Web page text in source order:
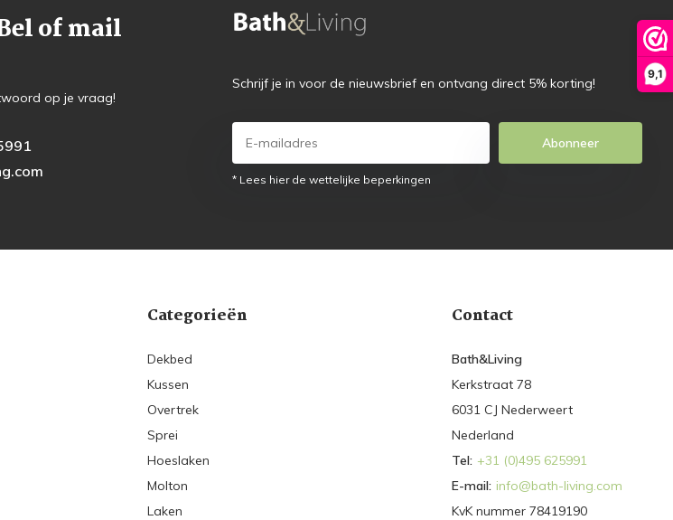
9,1
of mail
op je vraag!
Schrijf je in voor de nieuwsbrief en ontvang direct 5% korting!
Abonneer
* Lees hier de wettelijke beperkingen
Categorieën
Dekbed
Kussen
Overtrek
Sprei
Hoeslaken
Molton
Laken
Contact
Bath&Living
Kerkstraat 78
6031 CJ Nederweert
Nederland
Tel: +31 (0)495 625991
E-mail: info@bath-living.com
KvK nummer 78419190